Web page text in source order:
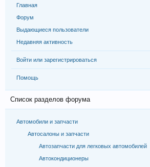
Главная
Форум
Выдающиеся пользователи
Недавняя активность
Войти или зарегистрироваться
Помощь
Список разделов форума
Автомобили и запчасти
Автосалоны и запчасти
Автозапчасти для легковых автомобилей
Автокондиционеры